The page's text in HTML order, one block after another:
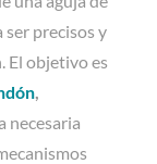
precisos y
El objetivo es
,
necesaria